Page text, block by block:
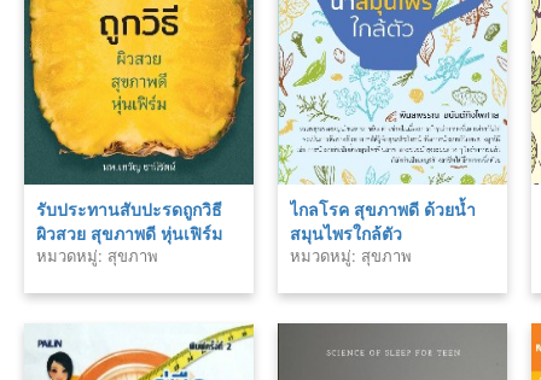
รับประทานสับปะรดถูกวิธี
ผิวสวย สุขภาพดี หุ่นเฟิร์ม
หมวดหมู่: สุขภาพ
ไกลโรค สุขภาพดี ด้วยน้ำ
สมุนไพรใกล้ตัว
หมวดหมู่: สุขภาพ